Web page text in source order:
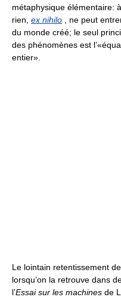
métaphysique élémentaire:
rien, ex nihilo , ne peut
du monde créé; le seul
des phénomènes est
entier».
Le lointain retentissement
lorsqu’on la retrouve dans
l’Essai sur les machines de